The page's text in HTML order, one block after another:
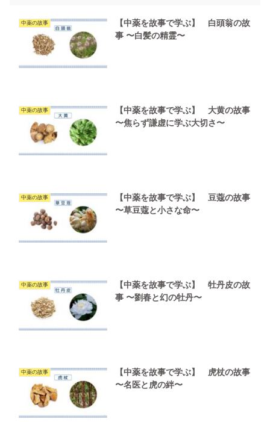
中薬の故事
【中薬を故事で学ぶ】 白頭翁の故
事 〜白髪の精霊〜
中薬の故事
【中薬を故事で学ぶ】 大黄の故事
〜焦らず謙虚に学ぶ大切さ〜
中薬の故事
【中薬を故事で学ぶ】 豆蔻の故事
〜草豆蔻と小さな命〜
中薬の故事
【中薬を故事で学ぶ】 牡丹皮の故
事 〜劉春と幻の牡丹〜
中薬の故事
【中薬を故事で学ぶ】 虎杖の故事
〜名医と虎の絆〜